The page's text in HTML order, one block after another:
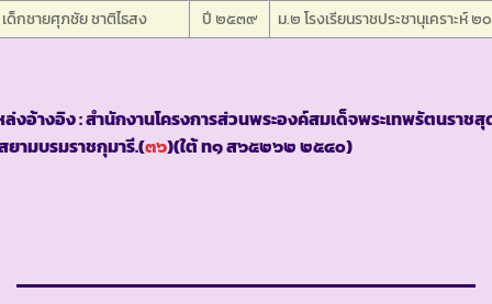
ด็กชายศุภชัย ชาติไธสง
ปี ๒๕๓๙ ม.๒ โรงเรียนราชประชานุเคราะห์ ๒๐
งอ้างอิง : สำนักงานโครงการส่วนพระองค์สมเด็จพระเทพรัตนราชสุ
ยามบรมราชกุมารี.(๓๖)(ใต้ ท๑ ส๖๕๒๖๒ ๒๕๔๐)